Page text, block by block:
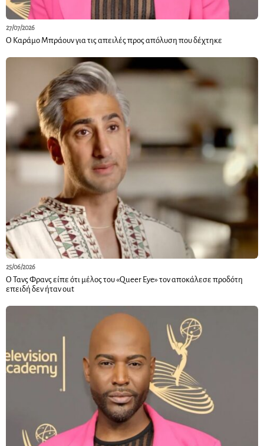
27/07/2026
Ο Καράμο Μπράουν για τις απειλές προς απόλυση που δέχτηκε
25/06/2026
Ο Τανς Φρανς είπε ότι μέλος του «Queer Eye» τον αποκάλεσε προδότη
επειδή δεν ήταν out